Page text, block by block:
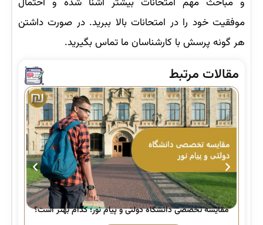
موفقیت خود را در امتحانات بالا ببرید. در صورت داشتن
هر گونه پرسش با کارشناسان ما تماس بگیرید.
مقالات مرتبط
مقایسه تخصصی دانشگاه دولتی و پیام نور؛ کدام بهتر است؟